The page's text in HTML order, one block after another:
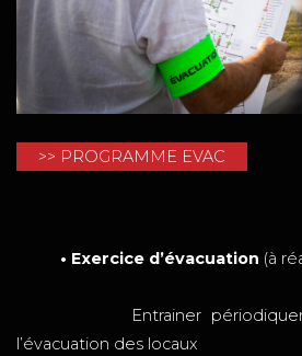
>> PROGRAMME EVAC
• Exercice d’évacuation (à
Entrainer
l’évacuation des locaux